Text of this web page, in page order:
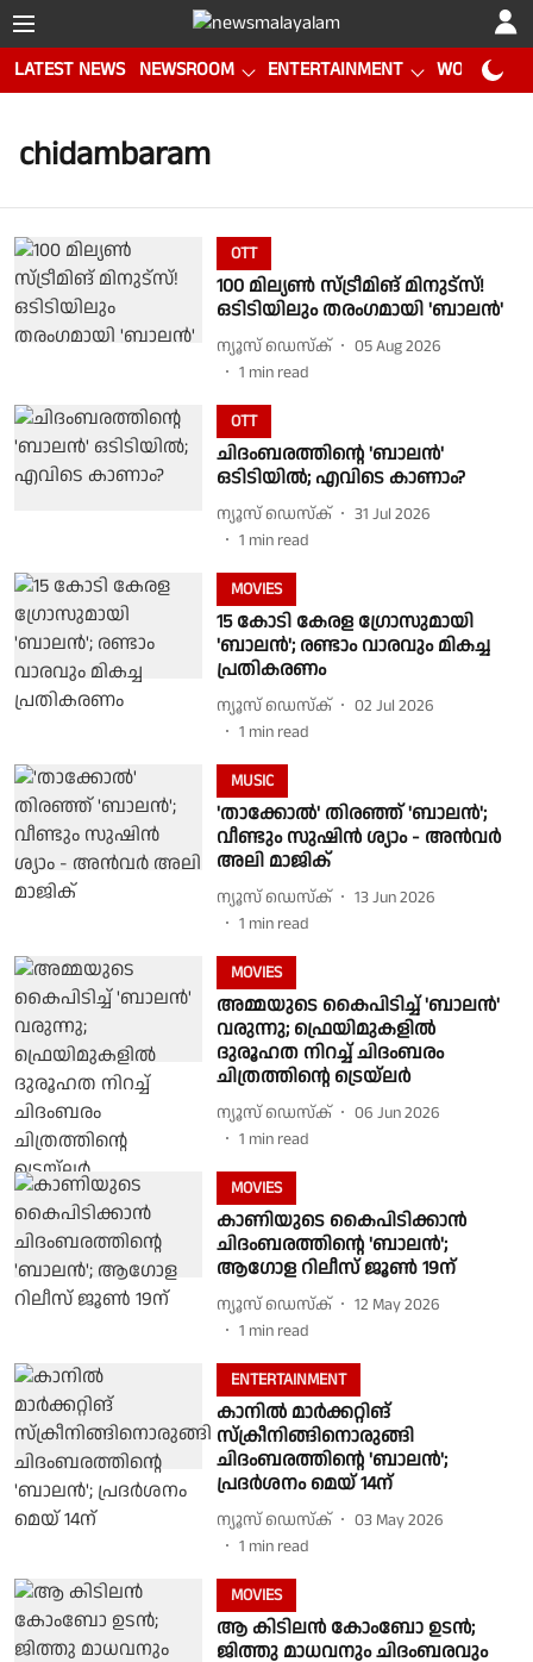
LATEST NEWS NEWSROOM ENTERTAINMENT WORLD CUP
chidambaram
OTT
100 മില്യൺ സ്ട്രീമിങ് മിനുട്സ്!
ഒടിടിയിലും തരംഗമായി 'ബാലൻ'
ന്യൂസ് ഡെസ്ക്
05 Aug 2026
1 min read
OTT
ചിദംബരത്തിന്റെ 'ബാലൻ'
ഒടിടിയിൽ; എവിടെ കാണാം?
ന്യൂസ് ഡെസ്ക്
31 Jul 2026
1 min read
MOVIES
15 കോടി കേരള ഗ്രോസുമായി
'ബാലൻ'; രണ്ടാം വാരവും മികച്ച
പ്രതികരണം
ന്യൂസ് ഡെസ്ക്
02 Jul 2026
1 min read
MUSIC
'താക്കോൽ' തിരഞ്ഞ് 'ബാലൻ';
വീണ്ടും സുഷിൻ ശ്യാം - അൻവർ
അലി മാജിക്
ന്യൂസ് ഡെസ്ക്
13 Jun 2026
1 min read
MOVIES
അമ്മയുടെ കൈപിടിച്ച് 'ബാലൻ'
വരുന്നു; ഫ്രെയിമുകളിൽ
ദുരൂഹത നിറച്ച് ചിദംബരം
ചിത്രത്തിന്റെ ട്രെയ്‌‍ലർ
ന്യൂസ് ഡെസ്ക്
06 Jun 2026
1 min read
MOVIES
കാണിയുടെ കൈപിടിക്കാൻ
ചിദംബരത്തിന്റെ 'ബാലൻ';
ആഗോള റിലീസ് ജൂൺ 19ന്
ന്യൂസ് ഡെസ്ക്
12 May 2026
1 min read
ENTERTAINMENT
കാനിൽ മാർക്കറ്റിങ്
സ്ക്രീനിങ്ങിനൊരുങ്ങി
ചിദംബരത്തിന്റെ 'ബാലൻ';
പ്രദർശനം മെയ് 14ന്
ന്യൂസ് ഡെസ്ക്
03 May 2026
1 min read
MOVIES
ആ കിടിലൻ കോംബോ ഉടൻ;
ജിത്തു മാധവനും ചിദംബരവും